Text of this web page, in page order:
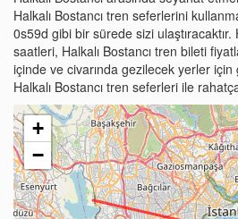
Halkalı Bostancı tren seferlerini
0s59d gibi bir sürede sizi ulaştıracaktır.
saatleri, Halkalı Bostancı tren bileti
içinde ve civarında gezilecek yerler
Halkalı Bostancı tren seferleri ile
+
−